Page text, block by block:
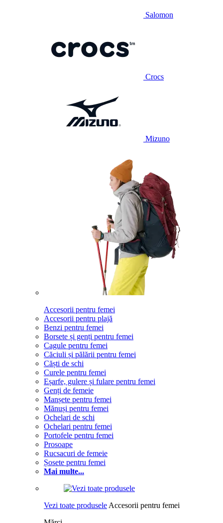
Salomon
Crocs
Mizuno
Accesorii pentru femei
Accesorii pentru plajă
Benzi pentru femei
Borsete și genți pentru femei
Cagule pentru femei
Căciuli și pălării pentru femei
Căști de schi
Curele pentru femei
Eșarfe, gulere și fulare pentru femei
Genți de femeie
Manșete pentru femei
Mănuși pentru femei
Ochelari de schi
Ochelari pentru femei
Portofele pentru femei
Prosoape
Rucsacuri de femeie
Șosete pentru femei
Mai multe...
Vezi toate produsele Accesorii pentru femei